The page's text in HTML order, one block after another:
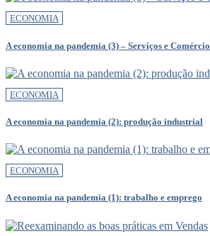
ECONOMIA
A economia na pandemia (3) – Serviços e Comércio
ECONOMIA
A economia na pandemia (2): produção industrial
ECONOMIA
A economia na pandemia (1): trabalho e emprego